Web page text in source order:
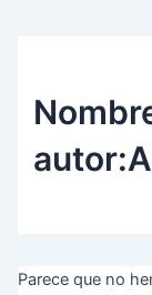
Parece que no